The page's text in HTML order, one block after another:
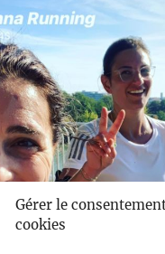
Gérer le
cookies